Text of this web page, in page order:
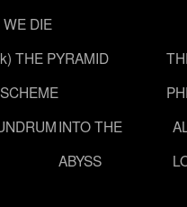
WE DIE
k) THE PYRAMID
SCHEME
INTO THE
ABYSS